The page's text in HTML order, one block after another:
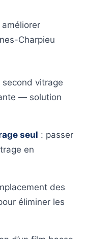
Charpieu
second vitrage
— solution
seul : passer
en
des
éliminer les